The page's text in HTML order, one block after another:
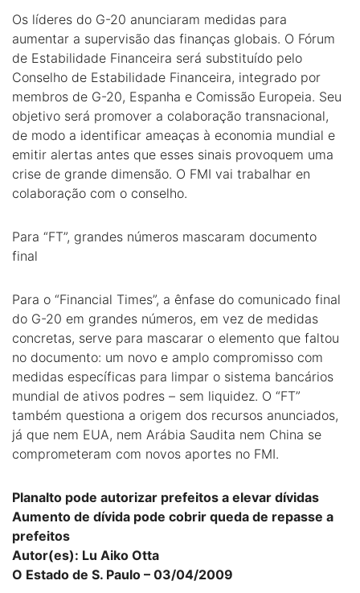
Os líderes do G-20 anunciaram medidas para
aumentar a supervisão das finanças globais. O Fórum
de Estabilidade Financeira será substituído pelo
Conselho de Estabilidade Financeira, integrado por
membros de G-20, Espanha e Comissão Europeia. Seu
objetivo será promover a colaboração transnacional,
de modo a identificar ameaças à economia mundial e
emitir alertas antes que esses sinais provoquem uma
crise de grande dimensão. O FMI vai trabalhar en
colaboração com o conselho.
Para “FT”, grandes números mascaram documento
final
Para o “Financial Times”, a ênfase do comunicado final
do G-20 em grandes números, em vez de medidas
concretas, serve para mascarar o elemento que faltou
no documento: um novo e amplo compromisso com
medidas específicas para limpar o sistema bancários
mundial de ativos podres – sem liquidez. O “FT”
também questiona a origem dos recursos anunciados,
já que nem EUA, nem Arábia Saudita nem China se
comprometeram com novos aportes no FMI.
Planalto pode autorizar prefeitos a elevar dívidas
Aumento de dívida pode cobrir queda de repasse a
prefeitos
Autor(es): Lu Aiko Otta
O Estado de S. Paulo – 03/04/2009